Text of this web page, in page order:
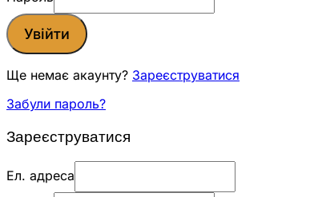
Увійти
Ще немає акаунту? Зареєструватися
Забули пароль?
Зареєструватися
Ел. адреса